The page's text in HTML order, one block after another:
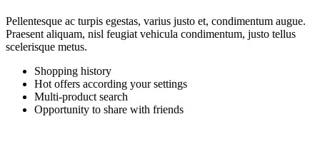
Pellentesque ac turpis egestas, varius justo et, condimentum augue.
Praesent aliquam, nisl feugiat vehicula condimentum, justo tellus
scelerisque metus.
Shopping history
Hot offers according your settings
Multi-product search
Opportunity to share with friends